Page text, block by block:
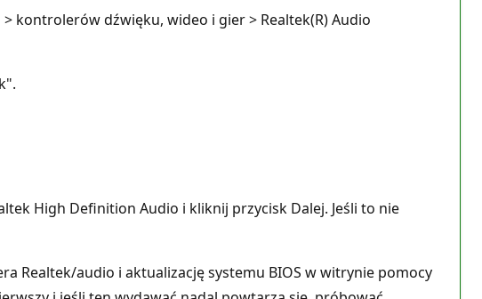
kontrolerów dźwięku, wideo i gier > Realtek(R) Audio
High Definition Audio i kliknij przycisk Dalej. Jeśli to nie
Realtek/audio i aktualizację systemu BIOS w witrynie pomocy